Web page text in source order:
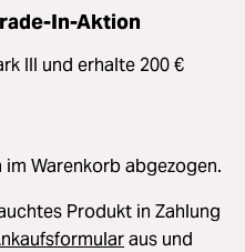
In-Aktion
III und erhalte 200 €
Warenkorb abgezogen.
Produkt in Zahlung
aus und